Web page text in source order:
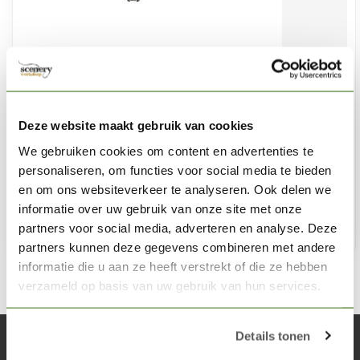
Deze website maakt gebruik van cookies
We gebruiken cookies om content en advertenties te
personaliseren, om functies voor social media te bieden
en om ons websiteverkeer te analyseren. Ook delen we
informatie over uw gebruik van onze site met onze
partners voor social media, adverteren en analyse. Deze
partners kunnen deze gegevens combineren met andere
informatie die u aan ze heeft verstrekt of die ze hebben
verzameld op basis van uw gebruik van hun services.
Details tonen
HP-C Plus Airbrush - H4001
€290,00
Niet op voorraad